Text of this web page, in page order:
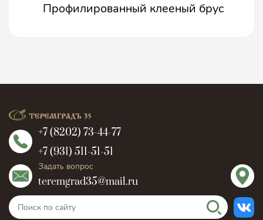
Профилированный клееный брус
+7 (8202) 73-44-77
+7 (931) 511-51-51
Задать вопрос
teremgrad35@mail.ru